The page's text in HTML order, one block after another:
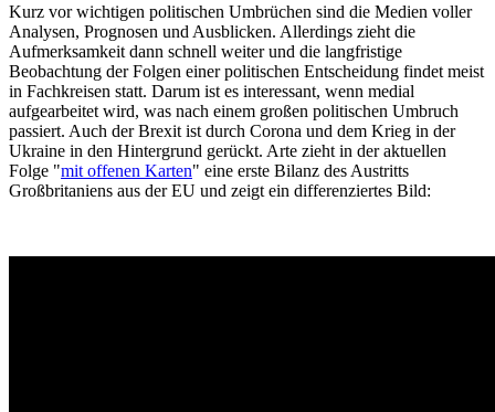
Kurz vor wichtigen politischen Umbrüchen sind die Medien voller
Analysen, Prognosen und Ausblicken. Allerdings zieht die
Aufmerksamkeit dann schnell weiter und die langfristige
Beobachtung der Folgen einer politischen Entscheidung findet meist
in Fachkreisen statt. Darum ist es interessant, wenn medial
aufgearbeitet wird, was nach einem großen politischen Umbruch
passiert. Auch der Brexit ist durch Corona und dem Krieg in der
Ukraine in den Hintergrund gerückt. Arte zieht in der aktuellen
Folge "mit offenen Karten" eine erste Bilanz des Austritts
Großbritaniens aus der EU und zeigt ein differenziertes Bild: